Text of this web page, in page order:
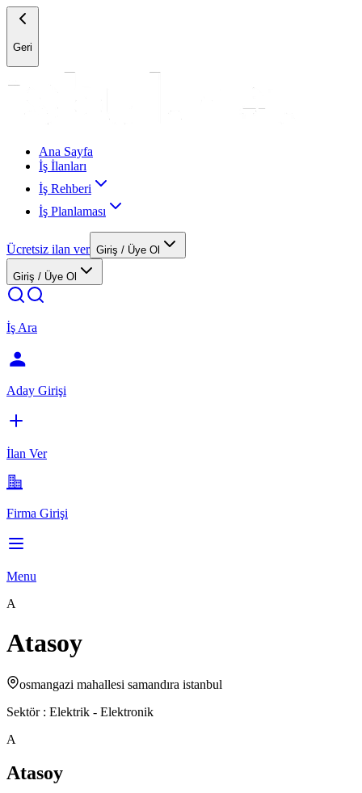
Geri
Ana Sayfa
İş İlanları
İş Rehberi
İş Planlaması
Ücretsiz ilan ver Giriş / Üye Ol
Giriş / Üye Ol
İş Ara
Aday Girişi
İlan Ver
Firma Girişi
Menu
A
Atasoy
osmangazi mahallesi samandıra istanbul
Sektör : Elektrik - Elektronik
A
Atasoy